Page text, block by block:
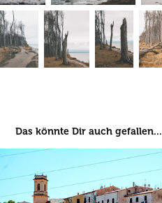
Das könnte Dir auch gefallen...